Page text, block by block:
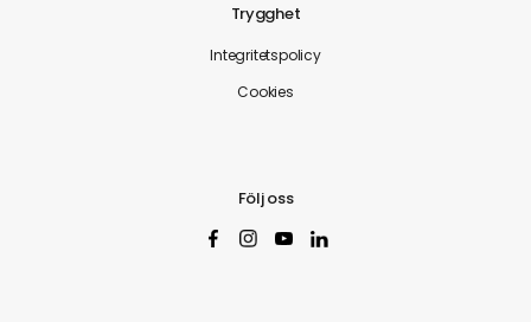
Trygghet
Integritetspolicy
Cookies
Följ oss